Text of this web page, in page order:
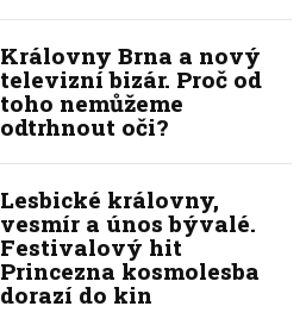
Královny Brna a nový
televizní bizár. Proč od
toho nemůžeme
odtrhnout oči?
Lesbické královny,
vesmír a únos bývalé.
Festivalový hit
Princezna kosmolesba
dorazí do kin